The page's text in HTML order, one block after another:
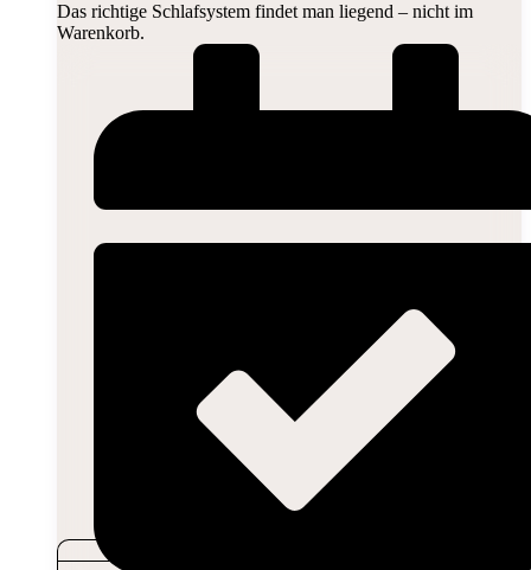
Das richtige Schlafsystem findet man liegend – nicht im
Warenkorb.